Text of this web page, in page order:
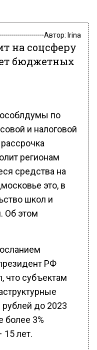
Автор: Irina
на соцсферу
бюджетных
по
и налоговой
регионам
средства на
это, в
школ и
Об этом
РФ
что субъектам
до 2023
более 3%
15 лет.